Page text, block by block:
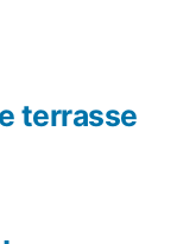
terrasse